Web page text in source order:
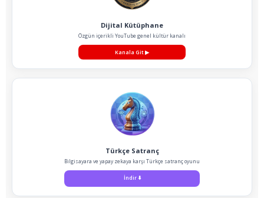
Dijital Kütüphane
Özgün içerikli YouTube genel kültür kanalı
Kanala Git▶
Türkçe Satranç
Bilgisayara ve yapay zekaya karşı Türkçe satranç oyunu
İndir ⬇️